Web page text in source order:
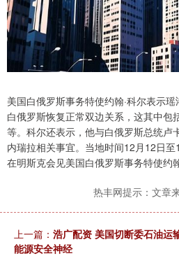
美国白俄罗斯事务特使约翰·科尔表示
白俄罗斯恢复正常双边关系，这其中包
等。科尔还表示，他与白俄罗斯总统卢
内瑞拉相关事宜。当地时间12月12日
在明斯克会见美国白俄罗斯事务特使约
热丰网提示：文章
上一篇： 浩广配资 美国切断委石油运
能源安全神经